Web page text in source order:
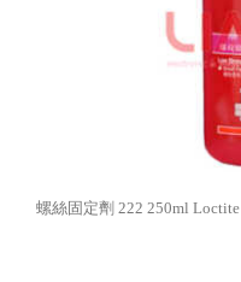
螺絲固定劑 222 250ml Loctite